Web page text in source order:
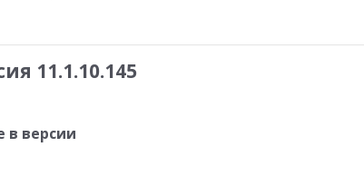
11.1.10.145
в версии